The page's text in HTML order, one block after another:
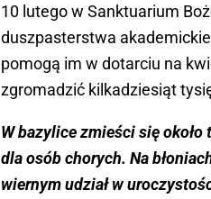
10 lutego w Sanktuarium
duszpasterstwa
pomogą im w dotarciu na
zgromadzić kilkadziesiąt
W bazylice zmieści się
dla osób chorych. Na
wiernym udział w